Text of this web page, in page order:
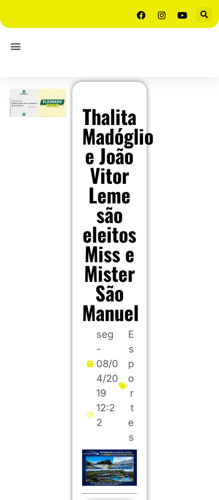
Thalita
Madóglio
e João
Vitor
Leme
são
eleitos
Miss e
Mister
São
Manuel
seg
-
08/0
4/20
19
12:2
2
E
s
p
o
r
t
e
s